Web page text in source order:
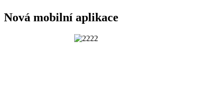
Nová mobilní aplikace